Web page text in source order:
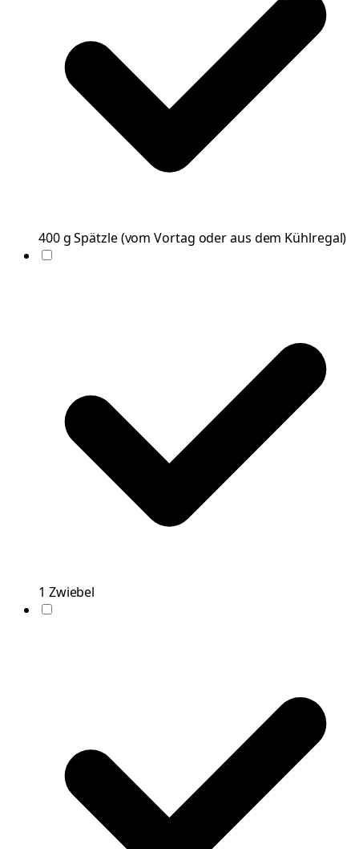
400g Spätzle(vom Vortag oder aus dem Kühlregal)
1 Zwiebel